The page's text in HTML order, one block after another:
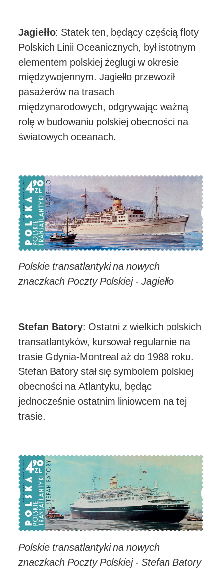
Jagiełło: Statek ten, będący częścią floty
Polskich Linii Oceanicznych, był istotnym
elementem polskiej żeglugi w okresie
międzywojennym. Jagiełło przewoził
pasażerów na trasach
międzynarodowych, odgrywając ważną
rolę w budowaniu polskiej obecności na
światowych oceanach.
Polskie transatlantyki na nowych
znaczkach Poczty Polskiej - Jagiełło
Stefan Batory: Ostatni z wielkich polskich
transatlantyków, kursował regularnie na
trasie Gdynia-Montreal aż do 1988 roku.
Stefan Batory stał się symbolem polskiej
obecności na Atlantyku, będąc
jednocześnie ostatnim liniowcem na tej
trasie.
Polskie transatlantyki na nowych
znaczkach Poczty Polskiej - Stefan Batory